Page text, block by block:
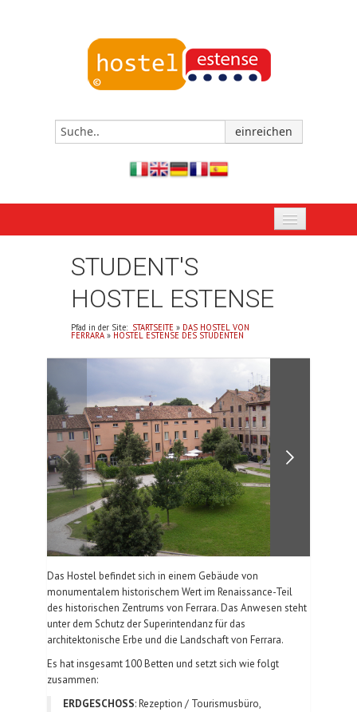
JETZT BUCHEN
KONTAKTE
| DEU
STUDENT'S
HOSTEL ESTENSE
Pfad in der Site: STARTSEITE » DAS HOSTEL VON
FERRARA » HOSTEL ESTENSE DES STUDENTEN
Das Hostel befindet sich in einem Gebäude von
monumentalem historischem Wert im Renaissance-Teil
des historischen Zentrums von Ferrara. Das Anwesen steht
unter dem Schutz der Superintendanz für das
architektonische Erbe und die Landschaft von Ferrara.
Es hat insgesamt 100 Betten und setzt sich wie folgt
zusammen:
ERDGESCHOSS: Rezeption / Tourismusbüro,